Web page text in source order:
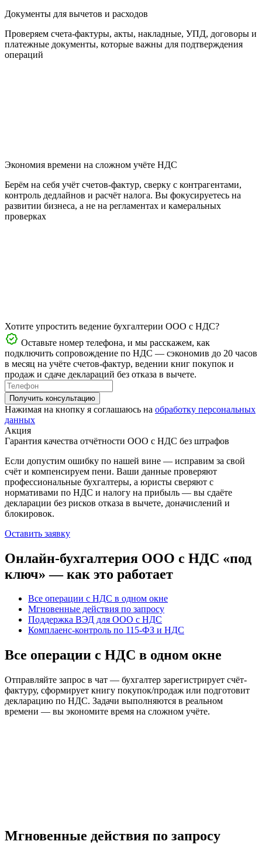
Документы для вычетов и расходов
Проверяем счета-фактуры, акты, накладные, УПД, договоры и
платежные документы, которые важны для подтверждения
операций
Экономия времени на сложном учёте НДС
Берём на себя учёт счетов-фактур, сверку с контрагентами,
контроль дедлайнов и расчёт налога. Вы фокусируетесь на
развитии бизнеса, а не на регламентах и камеральных
проверках
Хотите упростить ведение бухгалтерии ООО с НДС?
Оставьте номер телефона, и мы расскажем, как
подключить сопровождение по НДС — сэкономив до 20 часов
в месяц на учёте счетов-фактур, ведении книг покупок и
продаж и сдаче деклараций без отказа в вычете.
Получить консультацию
Нажимая на кнопку я соглашаюсь на обработку персональных
данных
Акция
Гарантия качества отчётности ООО с НДС без штрафов
Если допустим ошибку по нашей вине — исправим за свой
счёт и компенсируем пени. Ваши данные проверяют
профессиональные бухгалтеры, а юристы сверяют с
нормативами по НДС и налогу на прибыль — вы сдаёте
декларации без рисков отказа в вычете, доначислений и
блокировок.
Оставить заявку
Онлайн-бухгалтерия ООО с НДС «под
ключ» — как это работает
Все операции с НДС в одном окне
Мгновенные действия по запросу
Поддержка ВЭД для ООО с НДС
Комплаенс-контроль по 115-ФЗ и НДС
Все операции с НДС в одном окне
Отправляйте запрос в чат — бухгалтер зарегистрирует счёт-
фактуру, сформирует книгу покупок/продаж или подготовит
декларацию по НДС. Задачи выполняются в реальном
времени — вы экономите время на сложном учёте.
Мгновенные действия по запросу